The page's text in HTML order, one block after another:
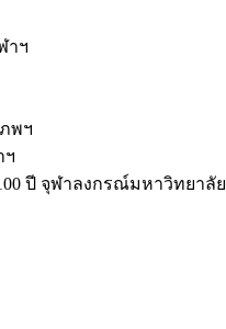
าฯ
พฯ
ฯ
ปี จุฬาลงกรณ์มหาวิทยาลัย